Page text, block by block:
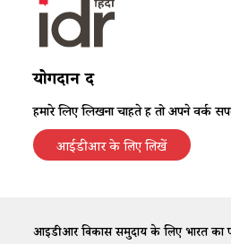
योगदान दें
हमारे लिए लिखना चाहते हैं तो अपने वर्क
आईडीआर के लिए लिखें
आईडीआर विकास समुदाय के लिए भारत का